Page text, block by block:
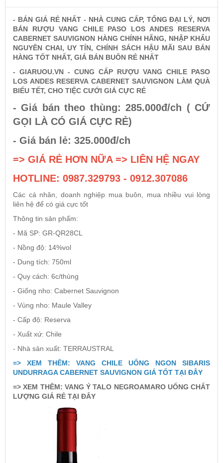
Vang Newzeland giá rẻ nhất
Rượu Vang Argentina
VANG CANADA ICEWINE
RƯỢU VANG NAM PHI
Rượu Vang BỒ ĐÀO NHA
RƯỢU VANG ĐỨC
- BÁN GIÁ RẺ NHẤT - NHÀ CUNG CẤP, TỔNG ĐẠI LÝ, NƠI
BÁN RƯỢU VANG CHILE PASO LOS ANDES RESERVA
CABERNET SAUVIGNON HÀNG CHÍNH HÃNG, NHẬP KHẨU
NGUYÊN CHAI, UY TÍN, CHÍNH SÁCH HẬU MÃI SAU BÁN
HÀNG TỐT NHẤT, GIÁ BÁN BUÔN RẺ NHẤT
- GIARUOU.VN - CUNG CẤP RƯỢU VANG CHILE PASO
LOS ANDES RESERVA CABERNET SAUVIGNON LÀM QUÀ
BIẾU TẾT, CHO TIỆC CƯỚI GIÁ CỰC RẺ
- Giá bán theo thùng: 285.000đ/ch ( CỨ
GỌI LÀ CÓ GIÁ CỰC RẺ)
- Giá bán lẻ: 325.000đ/ch
=> GIÁ RẺ HƠN NỮA => LIÊN HỆ NGAY
HOTLINE: 0987.329793 - 0912.307086
Các cá nhân, doanh nghiệp mua buôn, mua nhiều vui lòng
liên hệ để có giá cực tốt
Thông tin sản phẩm:
- Mã SP: GR-QR28CL
- Nồng độ: 14%vol
- Dung tích: 750ml
- Quy cách: 6c/thùng
- Giống nho: Cabernet Sauvignon
- Vùng nho: Maule Valley
- Cấp độ: Reserva
- Xuất xứ: Chile
- Nhà sản xuất: TERRAUSTRAL
=> XEM THÊM: VANG CHILE UỐNG NGON SIBARIS
UNDURRAGA CABERNET SAUVIGNON GIÁ TỐT TẠI ĐÂY
=> XEM THÊM: VANG Ý TALO NEGROAMARO UỐNG CHẤT
LƯỢNG GIÁ RẺ TẠI ĐÂY